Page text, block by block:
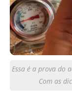
Essa é a prova do
Com as